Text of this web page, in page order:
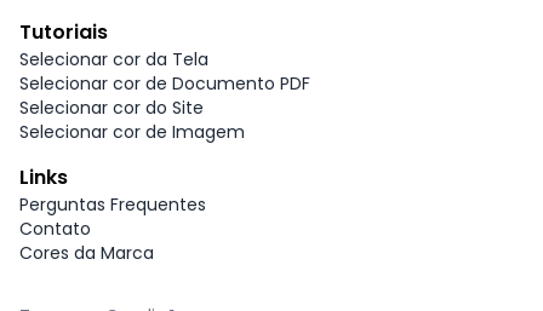
Tutoriais
Selecionar cor da Tela
Selecionar cor de Documento PDF
Selecionar cor do Site
Selecionar cor de Imagem
Links
Perguntas Frequentes
Contato
Cores da Marca